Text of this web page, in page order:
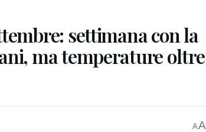
settimana con la
ma temperature oltre
AA